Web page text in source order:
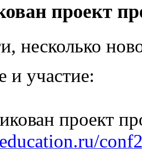
проект
несколько
и участие:
проект